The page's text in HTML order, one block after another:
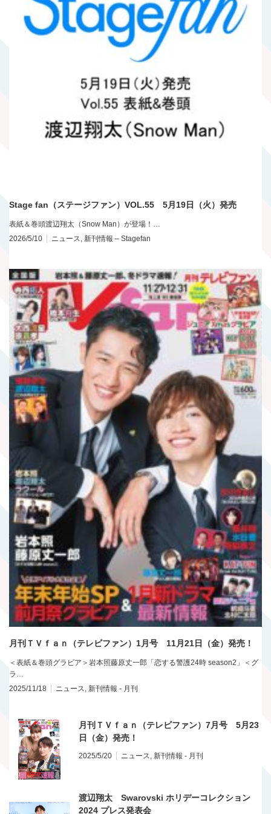
Stage fan（ステージファン）VOL.55 5月19日（火）発売
表紙＆巻頭渡辺翔太（Snow Man）が登場！…
2026/5/10
ニュース, 新刊情報 – Stagefan
月刊ＴＶｆａｎ（テレビファン）1月号 11月21日（金）発売！
＜表紙＆巻頭グラビア＞岩本照藤原丈一郎「恋する警護24時 season2」＜グ
ラ…
2025/11/18
ニュース, 新刊情報 - 月刊
月刊ＴＶｆａｎ（テレビファン）7月号 5月23
日（金）発売！
2025/5/20 ニュース, 新刊情報 - 月刊
渡辺翔太 Swarovski ホリデーコレクション
2024 プレス発表会